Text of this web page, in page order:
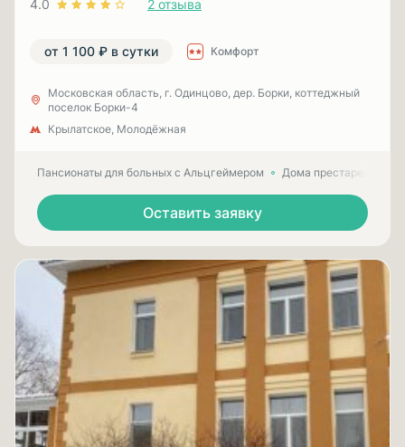
4.0 2 отзыва
от 1 100 ₽ в сутки Комфорт
Московская область, г. Одинцово, дер. Борки, коттеджный
поселок Борки-4
Крылатское, Молодёжная
Пансионаты для больных с Альцгеймером Дома престарелых
Оставить заявку